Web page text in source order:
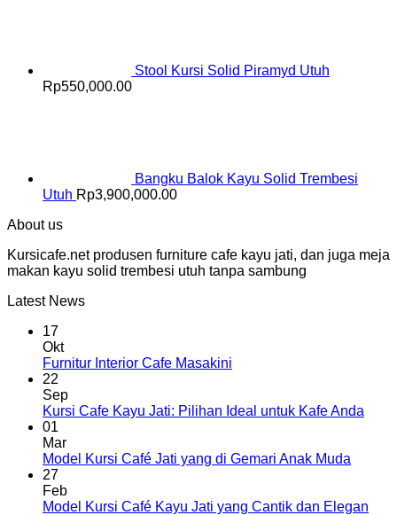
Stool Kursi Solid Piramyd Utuh
Rp550,000.00
Bangku Balok Kayu Solid Trembesi
Utuh Rp3,900,000.00
About us
Kursicafe.net produsen furniture cafe kayu jati, dan juga meja
makan kayu solid trembesi utuh tanpa sambung
Latest News
17
Okt
Furnitur Interior Cafe Masakini
22
Sep
Kursi Cafe Kayu Jati: Pilihan Ideal untuk Kafe Anda
01
Mar
Model Kursi Café Jati yang di Gemari Anak Muda
27
Feb
Model Kursi Café Kayu Jati yang Cantik dan Elegan